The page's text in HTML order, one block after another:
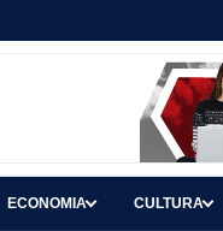
ECONOMIA CULTURA